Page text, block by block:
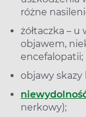
różne
żółtaczka –
objawem,
encefalopatii;
objawy skazy
nerkowy);